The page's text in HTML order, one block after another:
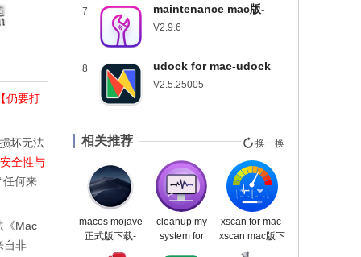
7
maintenance mac版-
maintenance for mac下
V2.9.6
8
udock for mac-udock
mac版下载 v2.5.25005
V2.5.25005
换一换
相关推荐
macos mojave
正式版下载-
macos mojave
cleanup my
system for
xscan for mac-
xscan mac版下
载 v4.1官方版
仍要打
坏无法
全性与
任何来
《Mac
自非